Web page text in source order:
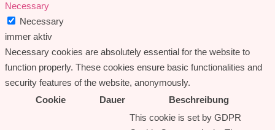
Necessary
Necessary
immer aktiv
Necessary cookies are absolutely essential for the website to
function properly. These cookies ensure basic functionalities and
security features of the website, anonymously.
Cookie
Dauer Beschreibung
This cookie is set by GDPR